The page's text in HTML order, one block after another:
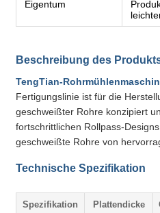
Eigentum
Beschreibung des
TengTian-
Fertigungslinie ist für die
geschweißter Rohre konzipiert
fortschrittlichen Rollpass-
geschweißte Rohre von
Technische Spezifikation
Spezifikation Plattendicke